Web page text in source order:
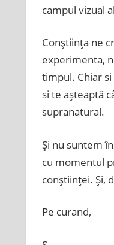
campul vizual
Conştiinţa ne
experimenta,
timpul. Chiar
si te aşteaptă
supranatural.
Şi nu suntem
cu momentul
conştiinţei. Şi,
Pe curand,